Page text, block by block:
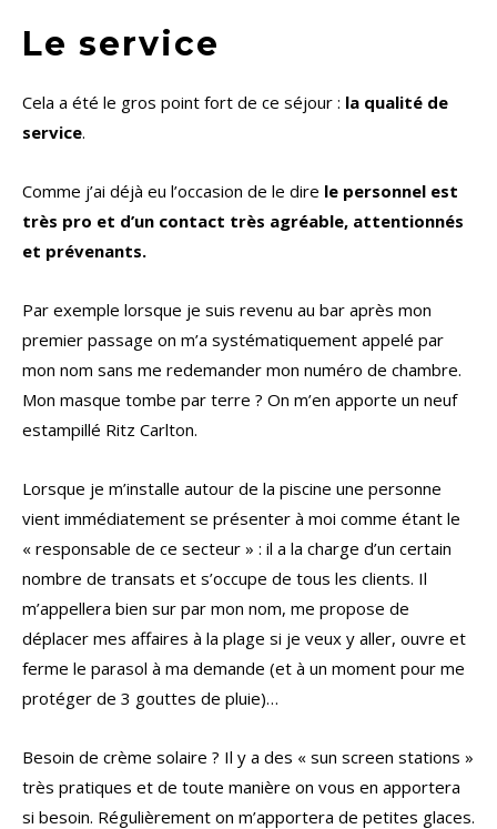
Le service
Cela a été le gros point fort de ce séjour : la qualité de
service.
Comme j’ai déjà eu l’occasion de le dire le personnel est
très pro et d’un contact très agréable, attentionnés
et prévenants.
Par exemple lorsque je suis revenu au bar après mon
premier passage on m’a systématiquement appelé par
mon nom sans me redemander mon numéro de chambre.
Mon masque tombe par terre ? On m’en apporte un neuf
estampillé Ritz Carlton.
Lorsque je m’installe autour de la piscine une personne
vient immédiatement se présenter à moi comme étant le
« responsable de ce secteur » : il a la charge d’un certain
nombre de transats et s’occupe de tous les clients. Il
m’appellera bien sur par mon nom, me propose de
déplacer mes affaires à la plage si je veux y aller, ouvre et
ferme le parasol à ma demande (et à un moment pour me
protéger de 3 gouttes de pluie)…
Besoin de crème solaire ? Il y a des « sun screen stations »
très pratiques et de toute manière on vous en apportera
si besoin. Régulièrement on m’apportera de petites glaces.